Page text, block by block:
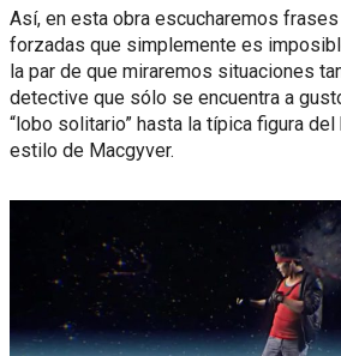
Así, en esta obra escucharemos
forzadas que simplemente es
la par de que miraremos situaciones
detective que sólo se encuentra a
“lobo solitario” hasta la típica figura
estilo de Macgyver.